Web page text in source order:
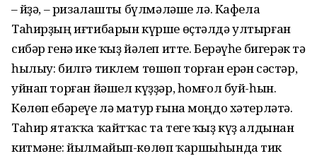
– Әйҙә, – ризалашты бүлмәләше лә. Кафела
Таһирҙың иғтибарын күрше өҫтәлдә ултырған
сибәр генә ике ҡыҙ йәлеп итте. Берәүһе бигерәк тә
һылыу: билгә тиклем төшөп торған ерән сәстәр,
уйнап торған йәшел күҙҙәр, һомғол буй-һын.
Көлөп ебәреүе лә матур ғына моңдо хәтерләтә.
Таһир ятаҡҡа ҡайтҡас та теге ҡыҙ күҙ алдынан
китмәне: йылмайып-көлөп ҡаршыһында тик